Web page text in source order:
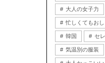
大人の女子力
忙しくてもお
韓国 セ
気温別の服装